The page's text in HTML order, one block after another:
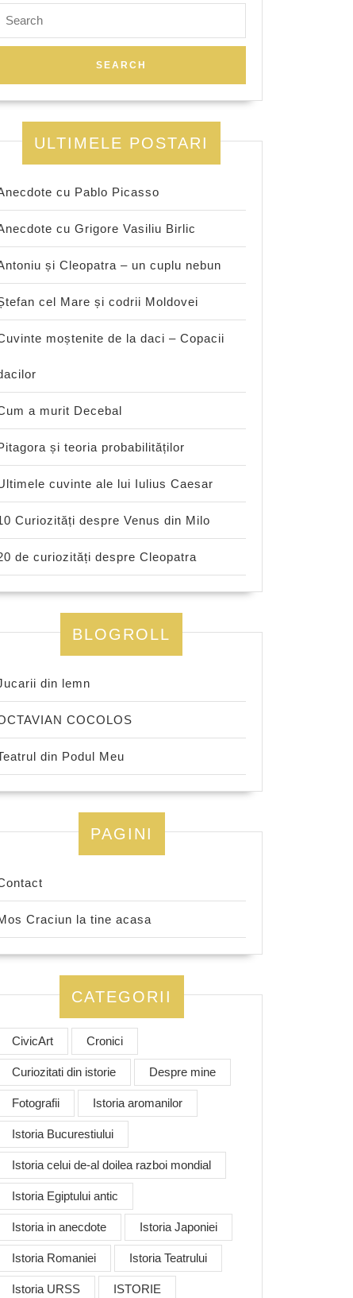
for:
ULTIMELE POSTARI
cu Pablo Picasso
cu Grigore Vasiliu Birlic
și Cleopatra – un cuplu nebun
cel Mare și codrii Moldovei
moștenite de la daci – Copacii
a murit Decebal
și teoria probabilităților
cuvinte ale lui Iulius Caesar
Curiozități despre Venus din Milo
de curiozități despre Cleopatra
BLOGROLL
din lemn
COCOLOS
din Podul Meu
PAGINI
Craciun la tine acasa
CATEGORII
CivicArt Cronici
Curiozitati din istorie Despre mine
Fotografii Istoria aromanilor
Istoria Bucurestiului
Istoria celui de-al doilea razboi mondial
Istoria Egiptului antic
Istoria in anecdote Istoria Japoniei
Istoria Romaniei Istoria Teatrului
Istoria URSS ISTORIE